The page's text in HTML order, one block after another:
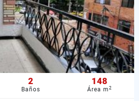
2
Baños
148
Área m2